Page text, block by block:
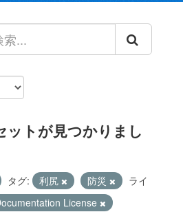
ットが見つかりまし
タグ: 利尻 防災
ライ
License